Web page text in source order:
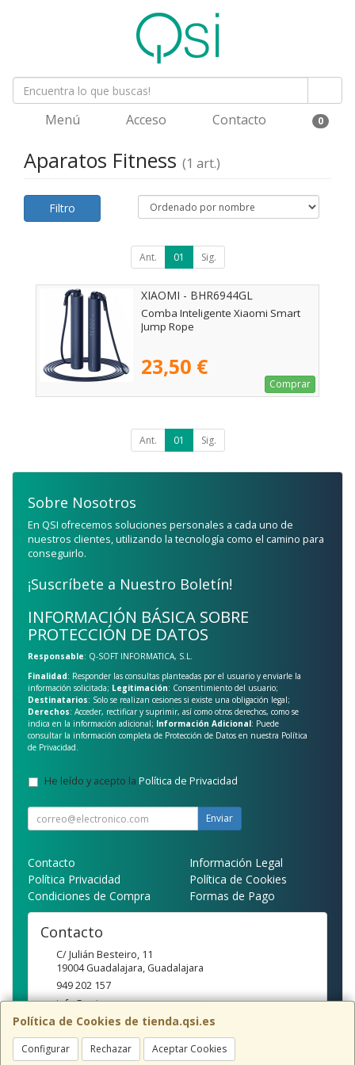
Menú Acceso Contacto 0
Aparatos Fitness (1 art.)
Filtro
Ant. 01 Sig.
XIAOMI - BHR6944GL
Comba Inteligente Xiaomi Smart
Jump Rope
23,50 €
Comprar
Ant. 01 Sig.
Política de Cookies de tienda.qsi.es
Configurar Rechazar Aceptar Cookies
Sobre Nosotros
En QSI ofrecemos soluciones personales a cada uno de
nuestros clientes, utilizando la tecnología como el camino para
conseguirlo.
¡Suscríbete a Nuestro Boletín!
INFORMACIÓN BÁSICA SOBRE
PROTECCIÓN DE DATOS
Responsable: Q-SOFT INFORMATICA, S.L.
Finalidad: Responder las consultas planteadas por el usuario y enviarle la
información solicitada; Legitimación: Consentimiento del usuario;
Destinatarios: Solo se realizan cesiones si existe una obligación legal;
Derechos: Acceder, rectificar y suprimir, así como otros derechos, como se
indica en la información adicional; Información Adicional: Puede
consultar la información completa de Protección de Datos en nuestra Política
de Privacidad.
He leído y acepto la Política de Privacidad.
Enviar
Contacto
Información Legal
Política Privacidad
Política de Cookies
Condiciones de Compra
Formas de Pago
Contacto
C/ Julián Besteiro, 11
19004 Guadalajara, Guadalajara
949 202 157
info@qsi.es
Horario